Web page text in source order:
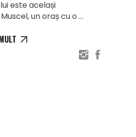
este același
un oraș cu o